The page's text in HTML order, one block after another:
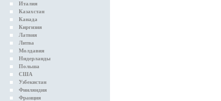
Италия
Казахстан
Канада
Киргизия
Латвия
Литва
Молдавия
Нидерланды
Польша
США
Узбекистан
Финляндия
Франция